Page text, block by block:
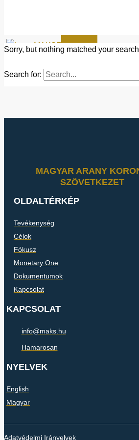
X
Sorry, but nothing matched your
Search for:
MAGYAR ARANY
SZÖVETKEZET
OLDALTÉRKÉP
Tevékenység
Célok
Fókusz
Monetary One
Dokumentumok
Kapcsolat
KAPCSOLAT
info@maks.hu
Hamarosan
NYELVEK
English
Magyar
Adatvédelmi Irányelvek